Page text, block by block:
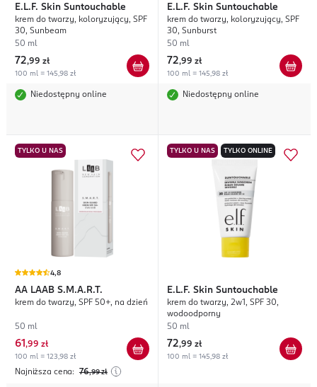
E.L.F. Skin Suntouchable
krem do twarzy, koloryzujący, SPF
30, Sunbeam
50 ml
72,99 zł
100 ml = 145,98 zł
Niedostępny online
E.L.F. Skin Suntouchable
krem do twarzy, koloryzujący, SPF
30, Sunburst
50 ml
72,99 zł
100 ml = 145,98 zł
Niedostępny online
TYLKO U NAS
4,8
AA LAAB S.M.A.R.T.
krem do twarzy, SPF 50+, na dzień
50 ml
61 ,99 zł
100 ml = 123,98 zł
Najniższa cena: 76,99 zł
TYLKO U NAS TYLKO ONLINE
E.L.F. Skin Suntouchable
krem do twarzy, 2w1, SPF 30,
wodoodporny
50 ml
72,99 zł
100 ml = 145,98 zł